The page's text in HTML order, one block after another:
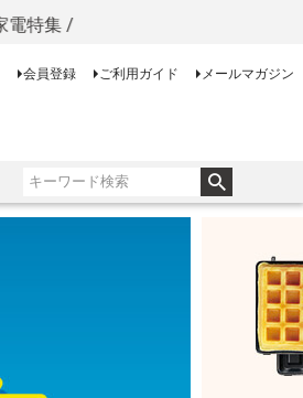
会員登録 ご利用ガイド メールマガジン